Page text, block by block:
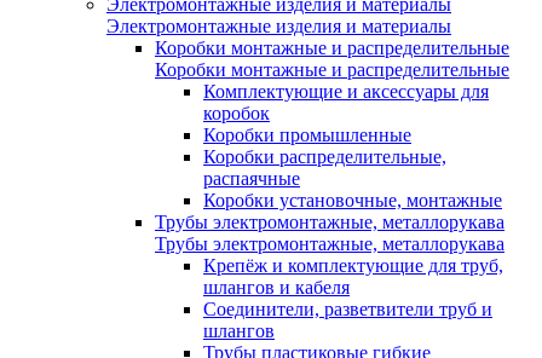
Электромонтажные изделия и материалы
Электромонтажные изделия и материалы
Коробки монтажные и распределительные
Коробки монтажные и распределительные
Комплектующие и аксессуары для
коробок
Коробки промышленные
Коробки распределительные,
распаячные
Коробки установочные, монтажные
Трубы электромонтажные, металлорукава
Трубы электромонтажные, металлорукава
Крепёж и комплектующие для труб,
шлангов и кабеля
Соединители, разветвители труб и
шлангов
Трубы пластиковые гибкие